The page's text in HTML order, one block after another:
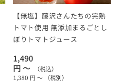
【無塩】藤沢さんたちの完熟
トマト使用 無添加まるごとし
ぼりトマトジュース
1,490
円 ～
（税込）
1,380 円 ～ （税別）